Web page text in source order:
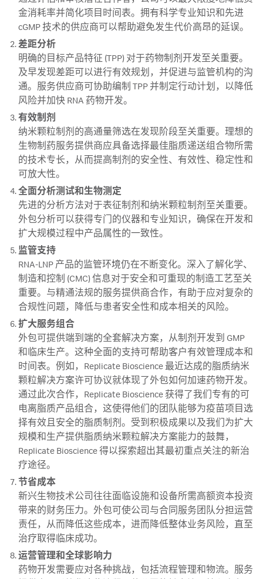
金消耗率并简化项目时间表。拥有科学专业知识和先进
cGMP 技术的供应商可以帮助避免发生代价高昂的延误。
差距分析
明确的目标产品特征 (TPP) 对于药物制剂开发至关重要。
及早发现差距可以进行有效规划，并促进与监管机构的沟
通。服务供应商可协助编制 TPP 并制定行动计划，以降低
风险并加快 RNA 药物开发。
有效制剂
纳米颗粒制剂的高通量筛选在发现阶段至关重要。理想的
生物制药服务提供商应具备选择最佳脂质递送组合物所需
的技术专长，从而提高制剂的安全性、有效性、稳定性和
可放大性。
全面分析测试和生物测定
先进的分析方法对于表征制剂和纳米颗粒制剂至关重要。
外包分析可以获得专门的仪器和专业知识，确保在开发和
扩大规模过程中产品属性的一致性。
监管支持
RNA-LNP 产品的监管环境仍在不断变化。深入了解化学、
制造和控制 (CMC) 信息对于安全和可重现的制造工艺至关
重要。与精通法规的服务提供商合作，有助于应对复杂的
合规性问题，降低与患者安全性和成本相关的风险。
扩大服务组合
外包可提供端到端的全套解决方案，从制剂开发到 GMP
和临床生产。这种全面的支持可帮助客户有效管理成本和
时间表。例如，Replicate Bioscience 最近达成的脂质纳米
颗粒解决方案许可协议就体现了外包如何加速药物开发。
通过此次合作，Replicate Bioscience 获得了我们专有的可
电离脂质产品组合，这使得他们的团队能够为疫苗项目选
择有效且安全的脂质制剂。受到积极成果以及我们为扩大
规模和生产提供脂质纳米颗粒解决方案能力的鼓舞，
Replicate Bioscience 得以探索超出其最初重点关注的新治
疗途径。
节省成本
新兴生物技术公司往往面临设施和设备所需高额资本投资
带来的财务压力。外包可使公司与合同服务团队分担运营
责任，从而降低这些成本，进而降低整体业务风险，直至
治疗取得临床成功。
运营管理和全球影响力
药物开发需要应对各种挑战，包括流程管理和物流。服务